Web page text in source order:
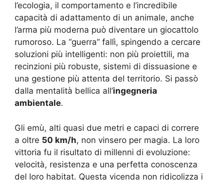
l’ecologia, il comportamento e l’incredibile
capacità di adattamento di un animale, anche
l’arma più moderna può diventare un giocattolo
rumoroso. La “guerra” fallì, spingendo a cercare
soluzioni più intelligenti: non più proiettili, ma
recinzioni più robuste, sistemi di dissuasione e
una gestione più attenta del territorio. Si passò
dalla mentalità bellica all’ingegneria
ambientale.
Gli emù, alti quasi due metri e capaci di correre
a oltre 50 km/h, non vinsero per magia. La loro
vittoria fu il risultato di millenni di evoluzione:
velocità, resistenza e una perfetta conoscenza
del loro habitat. Questa vicenda non ridicolizza i